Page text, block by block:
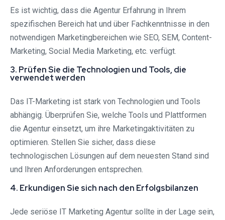
Es ist wichtig, dass die Agentur Erfahrung in Ihrem
spezifischen Bereich hat und über Fachkenntnisse in den
notwendigen Marketingbereichen wie SEO, SEM, Content-
Marketing, Social Media Marketing, etc. verfügt.
3. Prüfen Sie die Technologien und Tools, die
verwendet werden
Das IT-Marketing ist stark von Technologien und Tools
abhängig. Überprüfen Sie, welche Tools und Plattformen
die Agentur einsetzt, um ihre Marketingaktivitäten zu
optimieren. Stellen Sie sicher, dass diese
technologischen Lösungen auf dem neuesten Stand sind
und Ihren Anforderungen entsprechen.
4. Erkundigen Sie sich nach den Erfolgsbilanzen
Jede seriöse IT Marketing Agentur sollte in der Lage sein,